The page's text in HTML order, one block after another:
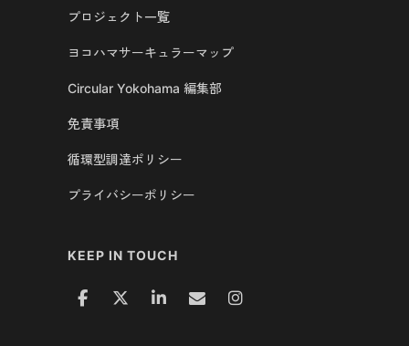
プロジェクト一覧
ヨコハマサーキュラーマップ
Circular Yokohama 編集部
免責事項
循環型調達ポリシー
プライバシーポリシー
KEEP IN TOUCH